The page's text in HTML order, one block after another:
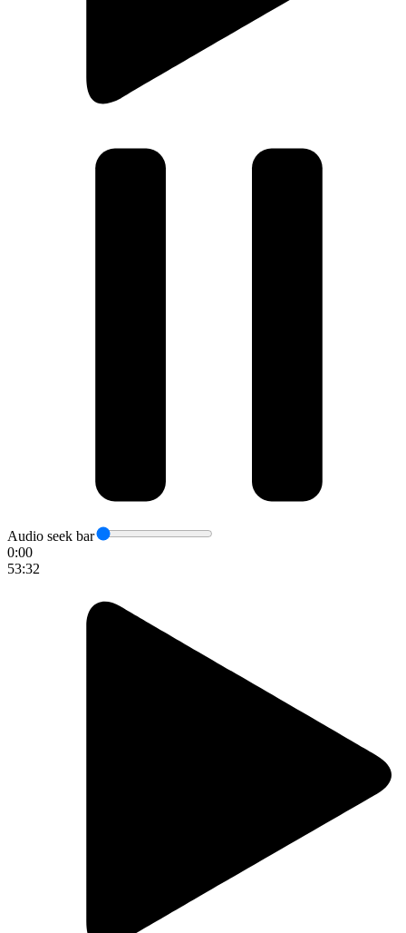
Audio seek bar
0:00
53:32